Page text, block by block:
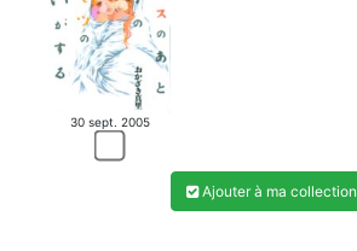
30 sept. 2005
Ajouter à ma collection